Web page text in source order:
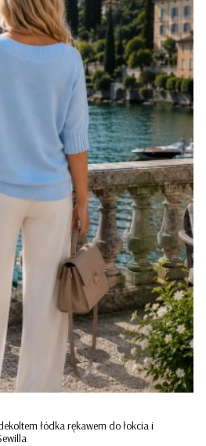
łódka rękawem do łokcia i